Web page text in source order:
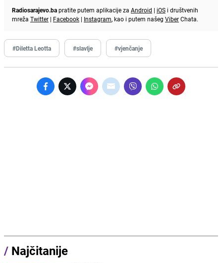
Radiosarajevo.bapratite putem aplikacije za Android | iOS i društvenih
mreža Twitter | Facebook | Instagram, kao i putem našeg ViberChata.
#Diletta Leotta #slavlje #vjenčanje
/ Najčitanije